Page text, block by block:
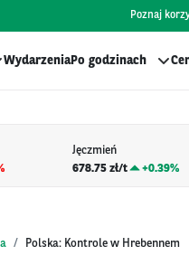
Poznaj
WydarzeniaPo godzinach
Jęczmień
678.75 zł/t
+0.39%
Polska: Kontrole w Hrebennem